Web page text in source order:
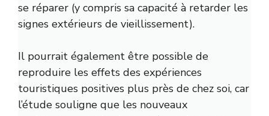
se réparer (y compris sa capacité à retarder les
signes extérieurs de vieillissement).
Il pourrait également être possible de
reproduire les effets des expériences
touristiques positives plus près de chez soi, car
l’étude souligne que les nouveaux